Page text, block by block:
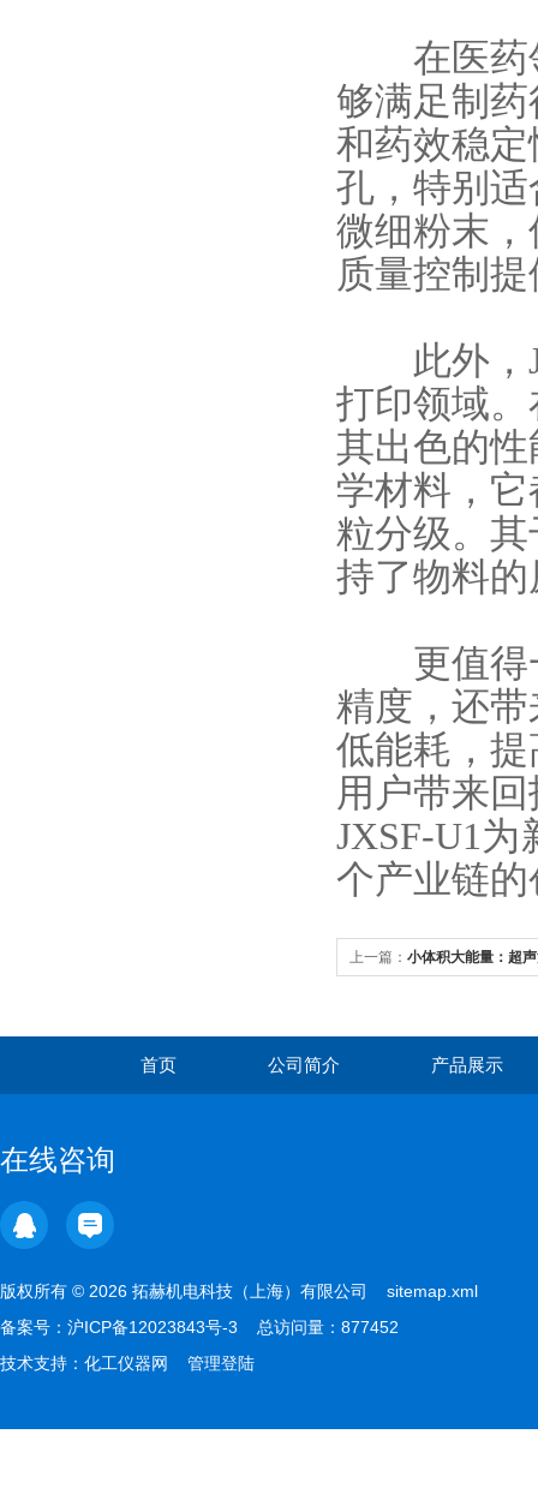
在医药领
够满足制
和药效稳定
孔，特别
微细粉末
质量控制
此外，
打印领域
其出色的
学材料，
粒分级。
持了物料
更值得一
精度，还
低能耗，
用户带来
JXSF-U1
个产业链
上一篇： 小体积大能量：超
首页 公司简介 产品展示
在线咨询
版权所有 © 2026 拓赫机电科技（上海）有限公司 sitemap.xml
备案号： 沪ICP备12023843号-3 总访问量：877452
技术支持： 化工仪器网 管理登陆